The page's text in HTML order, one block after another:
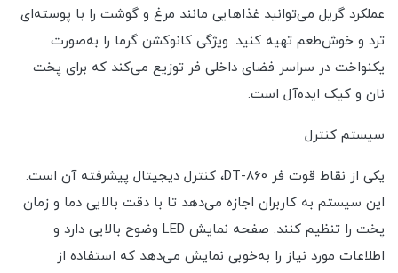
عملکرد گریل می‌توانید غذاهایی مانند مرغ و گوشت را با پوسته‌ای
ترد و خوش‌طعم تهیه کنید. ویژگی کانوکشن گرما را به‌صورت
یکنواخت در سراسر فضای داخلی فر توزیع می‌کند که برای پخت
نان و کیک ایده‌آل است.
سیستم کنترل
یکی از نقاط قوت فر DT-860، کنترل دیجیتال پیشرفته آن است.
این سیستم به کاربران اجازه می‌دهد تا با دقت بالایی دما و زمان
پخت را تنظیم کنند. صفحه نمایش LED وضوح بالایی دارد و
اطلاعات مورد نیاز را به‌خوبی نمایش می‌دهد که استفاده از